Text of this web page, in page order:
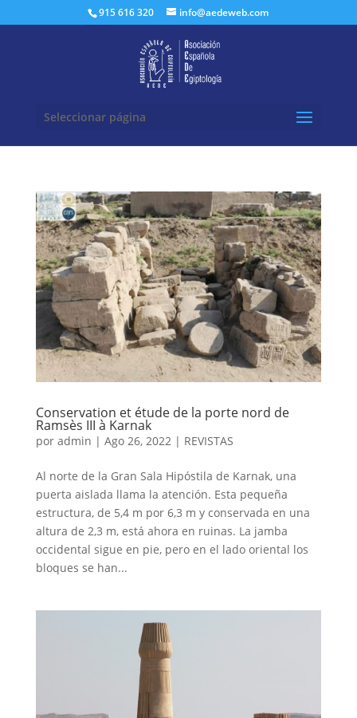
915 616 320 info@aedeweb.com
Seleccionar página
Conservation et étude de la porte nord de
Ramsès III à Karnak
por admin | Ago 26, 2022| REVISTAS
Al norte de la Gran Sala Hipóstila de Karnak, una
puerta aislada llama la atención. Esta pequeña
estructura, de 5,4 m por 6,3 m y conservada en una
altura de 2,3 m, está ahora en ruinas. La jamba
occidental sigue en pie, pero en el lado oriental los
bloques se han...